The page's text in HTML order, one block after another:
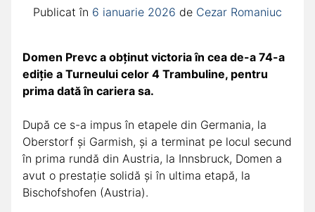
Publicat în 6 ianuarie 2026 de Cezar Romaniuc
Domen Prevc a obținut victoria în cea de-a 74-a
ediție a Turneului celor 4 Trambuline, pentru
prima dată în cariera sa.
După ce s-a impus în etapele din Germania, la
Oberstorf și Garmish, și a terminat pe locul secund
în prima rundă din Austria, la Innsbruck, Domen a
avut o prestație solidă și în ultima etapă, la
Bischofshofen (Austria).